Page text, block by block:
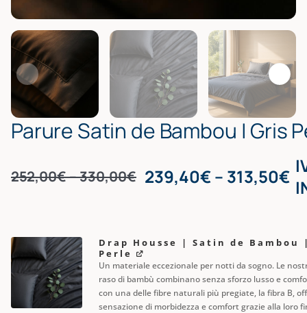
Parure Satin de Bambou | Gris
252,00€–330,00€Price range: 252,00€
Original
252,00€
–
330,00€Price
239,40€– 313,50€
Current
239,40€
–
313,50€Price
Drap Housse | Satin de Bambou
Perle
Un materiale eccezionale per notti da sogno. Le
raso di bambù combinano senza sforzo lusso e
con una delle fibre naturali più pregiate, la fibra B,
sensazione di morbidezza e comfort grazie alla loro